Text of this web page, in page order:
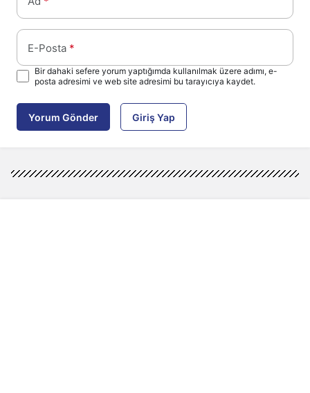
E-Posta *
Bir dahaki sefere yorum yaptığımda kullanılmak üzere adımı, e-
posta adresimi ve web site adresimi bu tarayıcıya kaydet.
Yorum Gönder Giriş Yap